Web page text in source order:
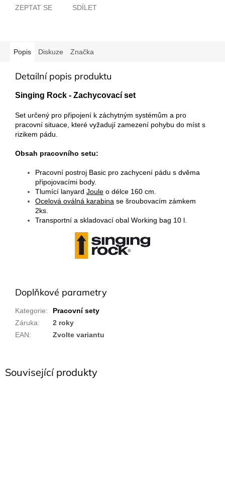
ZEPTAT SE SDÍLET
Související produkty
Popis Diskuze Značka
Detailní popis produktu
Singing Rock - Zachycovací set
Set určený pro připojení k záchytným systémům a pro
pracovní situace, které vyžadují zamezení pohybu do míst s
rizikem pádu.
Obsah pracovního setu:
Pracovní postroj Basic pro zachycení pádu s dvěma
připojovacími body.
Tlumící lanyard Joule o délce 160 cm.
Ocelová oválná karabina se šroubovacím zámkem
2ks.
Transportní a skladovací obal Working bag 10 l.
Doplňkové parametry
Kategorie:
Pracovní sety
Záruka:
2 roky
EAN: Zvolte variantu